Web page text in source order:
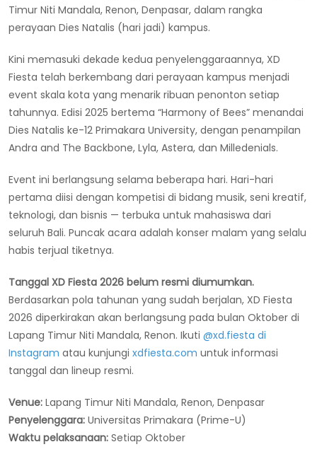
Timur Niti Mandala, Renon, Denpasar, dalam rangka
perayaan Dies Natalis (hari jadi) kampus.
Kini memasuki dekade kedua penyelenggaraannya, XD
Fiesta telah berkembang dari perayaan kampus menjadi
event skala kota yang menarik ribuan penonton setiap
tahunnya. Edisi 2025 bertema “Harmony of Bees” menandai
Dies Natalis ke-12 Primakara University, dengan penampilan
Andra and The Backbone, Lyla, Astera, dan Milledenials.
Event ini berlangsung selama beberapa hari. Hari-hari
pertama diisi dengan kompetisi di bidang musik, seni kreatif,
teknologi, dan bisnis — terbuka untuk mahasiswa dari
seluruh Bali. Puncak acara adalah konser malam yang selalu
habis terjual tiketnya.
Tanggal XD Fiesta 2026 belum resmi diumumkan.
Berdasarkan pola tahunan yang sudah berjalan, XD Fiesta
2026 diperkirakan akan berlangsung pada bulan Oktober di
Lapang Timur Niti Mandala, Renon. Ikuti @xd.fiesta di
Instagram atau kunjungi xdfiesta.com untuk informasi
tanggal dan lineup resmi.
Venue: Lapang Timur Niti Mandala, Renon, Denpasar
Penyelenggara: Universitas Primakara (Prime-U)
Waktu pelaksanaan: Setiap Oktober